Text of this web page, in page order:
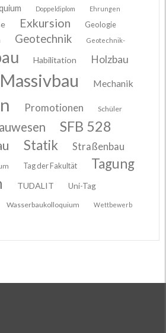
Doppeldiplom Ehrungen
Exkursion
Geologie
Geotechnik Geotechnik-
Habilitation Holzbau
Massivbau Mechanik
Promotionen Schüler
SFB 528
Statik Straßenbau
Tag der Fakultät Tagung
TUDALIT Uni-Tag
Wasserbaukolloquium Wettbewerb